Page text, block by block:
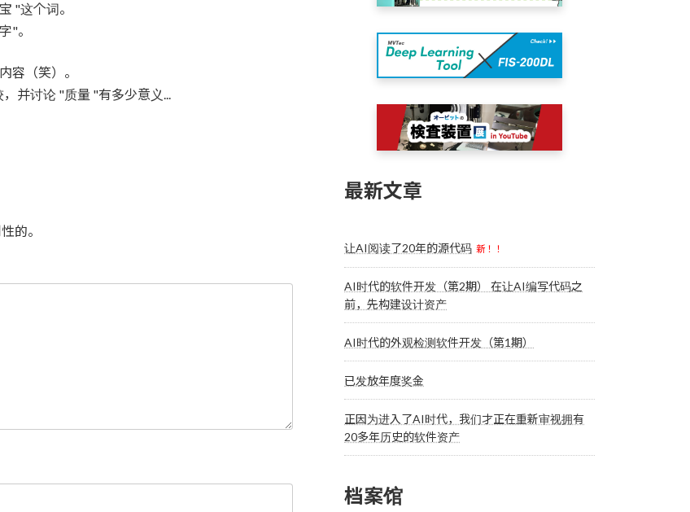
"这个词。
"。
容（笑）。
并讨论 "质量 "有多少意义...
的。
最新文章
让AI阅读了20年的源代码 新！！
AI时代的软件开发（第2期） 在让AI编写代码之
前，先构建设计资产
AI时代的外观检测软件开发（第1期）
已发放年度奖金
正因为进入了AI时代，我们才正在重新审视拥有
20多年历史的软件资产
档案馆